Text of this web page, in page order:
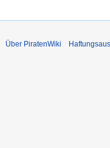
Über PiratenWiki